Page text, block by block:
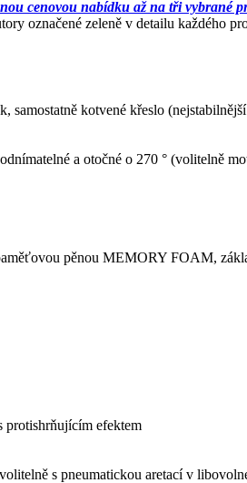
cenovou nabídku až na tři vybrané
označené zeleně v detailu každého
samostatně kotvené křeslo
a otočné o 270 ° (volitelně
pěnou MEMORY FOAM,
protishrňujícím efektem
s pneumatickou aretací v